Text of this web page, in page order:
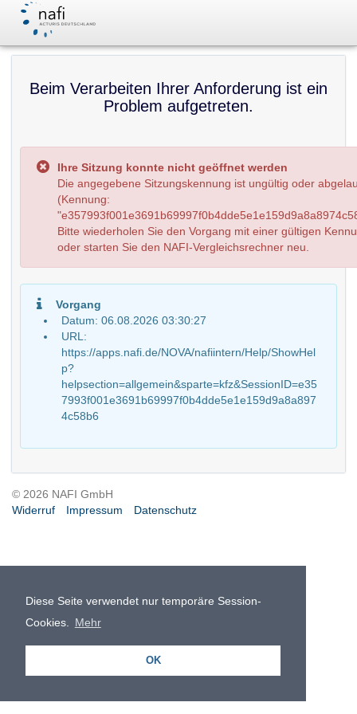
Diese Seite verwendet nur temporäre Session-
Cookies.
Mehr
OK
Beim Verarbeiten Ihrer Anforderung ist ein
Problem aufgetreten.
Ihre Sitzung konnte nicht geöffnet werden
Die angegebene Sitzungskennung ist ungültig oder
(Kennung:
Bitte wiederholen Sie den Vorgang mit einer gültigen
oder starten Sie den NAFI-Vergleichsrechner neu.
Vorgang
Datum: 06.08.2026 03:30:27
URL:
https://apps.nafi.de/NOVA/nafiintern/Help/ShowHel
p?
helpsection=allgemein&sparte=kfz&SessionID=e35
7993f001e3691b69997f0b4dde5e1e159d9a8a897
4c58b6
© 2026 NAFI GmbH
Widerruf
Impressum Datenschutz